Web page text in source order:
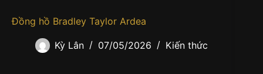
Đồng hồ Bradley Taylor Ardea
Kỳ Lân 07/05/2026 Kiến thức